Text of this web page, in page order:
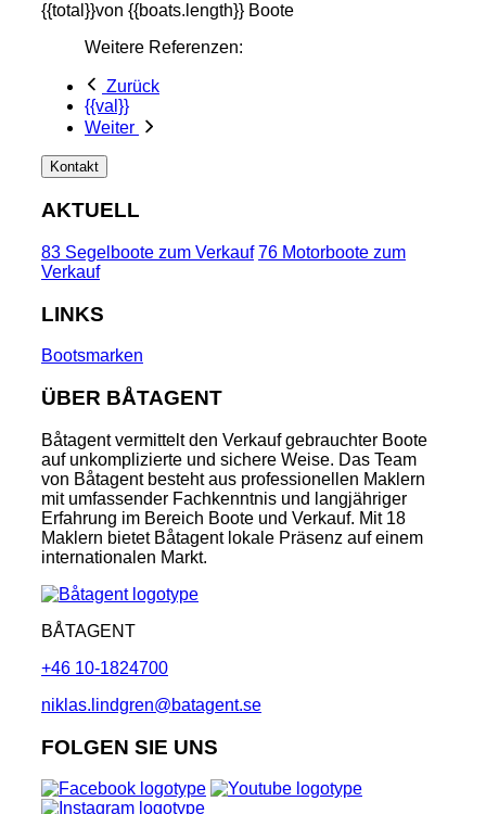
{{total}}von {{boats.length}} Boote
Weitere Referenzen:
Zurück
{{val}}
Weiter
Kontakt
AKTUELL
83 Segelboote zum Verkauf 76 Motorboote zum
Verkauf
LINKS
Bootsmarken
ÜBER BÅTAGENT
Båtagent vermittelt den Verkauf gebrauchter Boote
auf unkomplizierte und sichere Weise. Das Team
von Båtagent besteht aus professionellen Maklern
mit umfassender Fachkenntnis und langjähriger
Erfahrung im Bereich Boote und Verkauf. Mit 18
Maklern bietet Båtagent lokale Präsenz auf einem
internationalen Markt.
BÅTAGENT
+46 10-1824700
niklas.lindgren@batagent.se
FOLGEN SIE UNS